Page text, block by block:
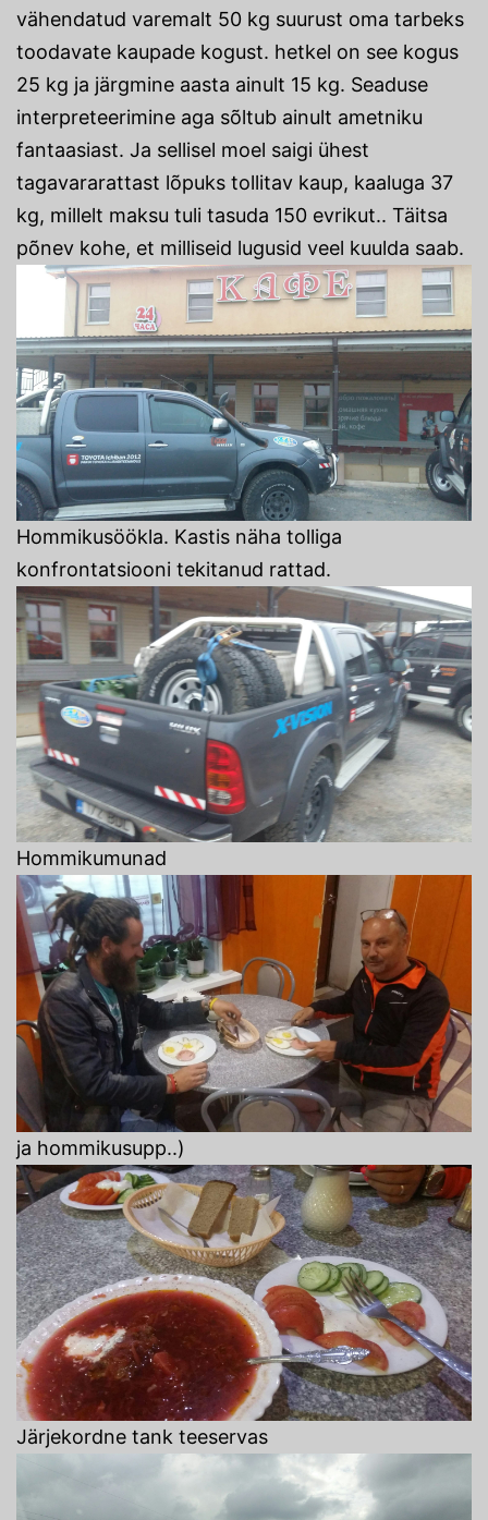
vähendatud varemalt 50 kg suurust oma tarbeks
toodavate kaupade kogust. hetkel on see kogus
25 kg ja järgmine aasta ainult 15 kg. Seaduse
interpreteerimine aga sõltub ainult ametniku
fantaasiast. Ja sellisel moel saigi ühest
tagavararattast lõpuks tollitav kaup, kaaluga 37
kg, millelt maksu tuli tasuda 150 evrikut.. Täitsa
põnev kohe, et milliseid lugusid veel kuulda saab.
Hommikusöökla. Kastis näha tolliga
konfrontatsiooni tekitanud rattad.
Hommikumunad
ja hommikusupp..)
Järjekordne tank teeservas